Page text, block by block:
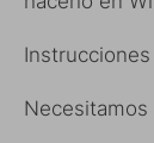
Necesitamos